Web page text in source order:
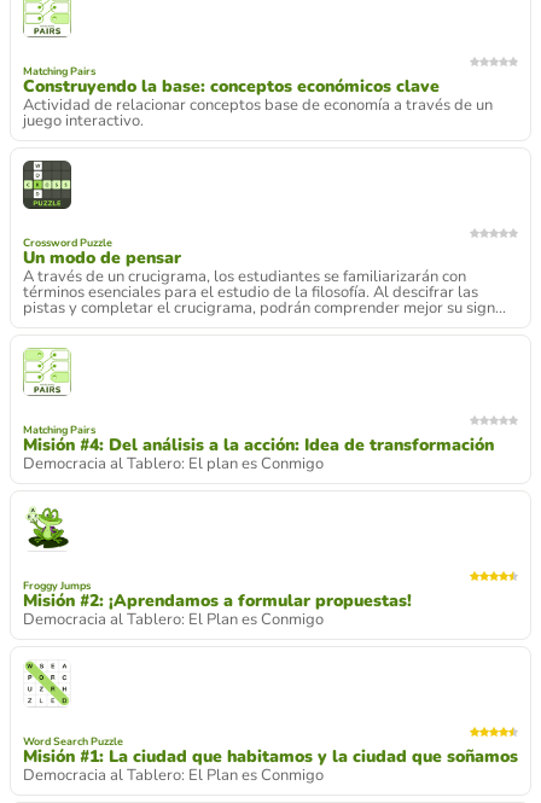
Matching Pairs
Construyendo la base: conceptos económicos clave
Actividad de relacionar conceptos base de economía a través de un
juego interactivo.
Crossword Puzzle
Un modo de pensar
A través de un crucigrama, los estudiantes se familiarizarán con
términos esenciales para el estudio de la filosofía. Al descifrar las
pistas y completar el crucigrama, podrán comprender mejor su sign...
Matching Pairs
Misión #4: Del análisis a la acción: Idea de transformación
Democracia al Tablero: El plan es Conmigo
Froggy Jumps
Misión #2: ¡Aprendamos a formular propuestas!
Democracia al Tablero: El Plan es Conmigo
Word Search Puzzle
Misión #1: La ciudad que habitamos y la ciudad que soñamos
Democracia al Tablero: El Plan es Conmigo